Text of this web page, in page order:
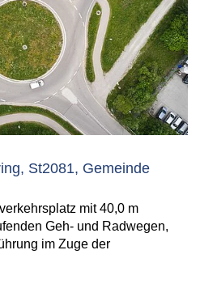
St2081, Gemeinde
mit 40,0 m
Geh- und Radwegen,
im Zuge der